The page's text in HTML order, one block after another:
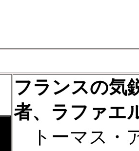
フランスの気
者、ラファエ
トーマス・